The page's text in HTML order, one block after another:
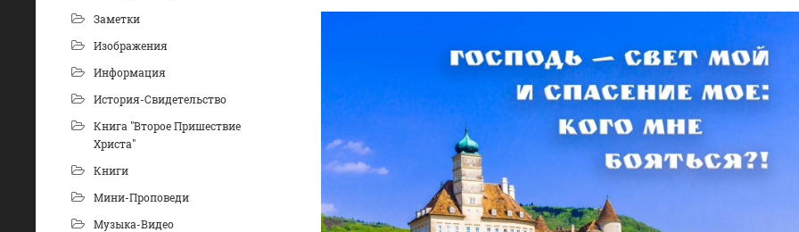
Заметки
Изображения
Информация
История-Свидетельство
Книга "Второе Пришествие
Христа"
Книги
Мини-Проповеди
Музыка-Видео